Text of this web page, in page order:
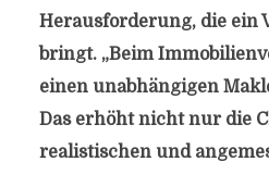
Herausforderung, die ein
bringt. „Beim
einen unabhängigen
Das erhöht nicht nur die
realistischen und